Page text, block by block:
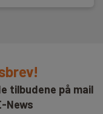
tilbudene på mail
News